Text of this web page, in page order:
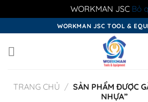
WORKMAN JSC Bỏ
to
content
WORKMAN JSC TOOL &
TRANG CHỦ / SẢN PHẨM ĐƯỢC
NHỰA”